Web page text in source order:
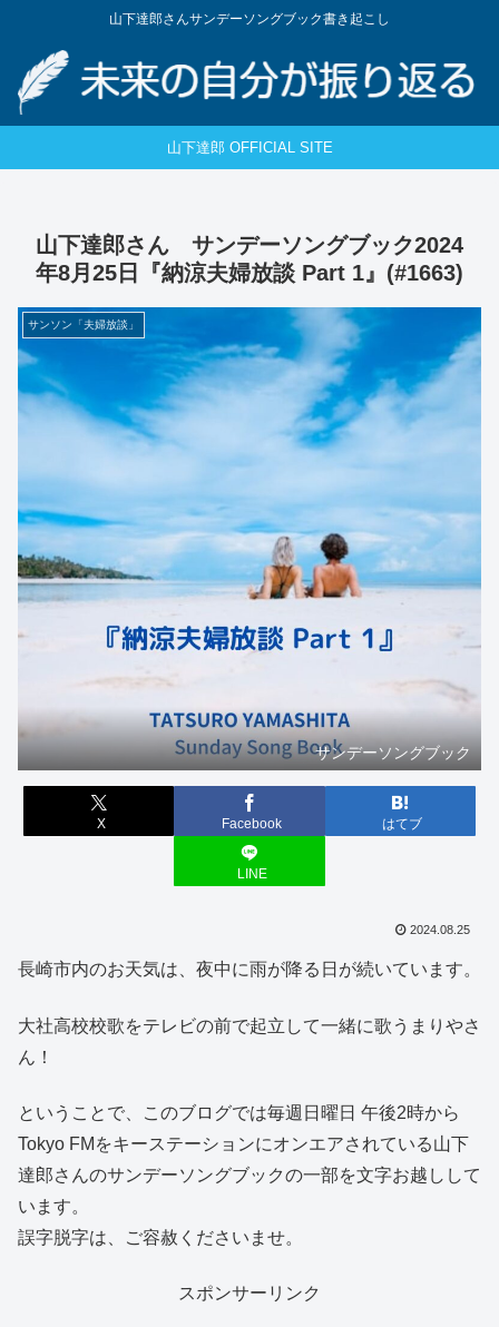
山下達郎さんサンデーソングブック書き起こし
山下達郎 OFFICIAL SITE
山下達郎さん サンデーソングブック2024
年8月25日『納涼夫婦放談 Part 1』(#1663)
サンソン「夫婦放談」
サンデーソングブック
X Facebook はてブ
LINE
2024.08.25
長崎市内のお天気は、夜中に雨が降る日が続いています。
大社高校校歌をテレビの前で起立して一緒に歌うまりやさ
ん！
ということで、このブログでは毎週日曜日 午後2時から
Tokyo FMをキーステーションにオンエアされている山下
達郎さんのサンデーソングブックの一部を文字お越しして
います。
誤字脱字は、ご容赦くださいませ。
スポンサーリンク